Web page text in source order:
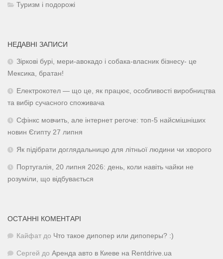
Туризм і подорожі
НЕДАВНІ ЗАПИСИ
Зіркові бурі, мери-авокадо і собака-власник бізнесу- це
Мексика, братан!
Електрокотел — що це, як працює, особливості виробництва
та вибір сучасного споживача
Сфінкс мовчить, але інтернет регоче: топ-5 найсмішніших
новин Єгипту 27 липня
Як підібрати доглядальницю для літньої людини чи хворого
Португалія, 20 липня 2026: день, коли навіть чайки не
розуміли, що відбувається
ОСТАННІ КОМЕНТАРІ
Кайфат до Что такое дипопер или дипоперы? :)
Сергей до Аренда авто в Киеве на Rentdrive.ua